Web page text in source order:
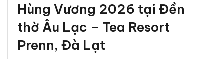
Hùng Vương 2026 tại Đền
thờ Âu Lạc – Tea Resort
Prenn, Đà Lạt